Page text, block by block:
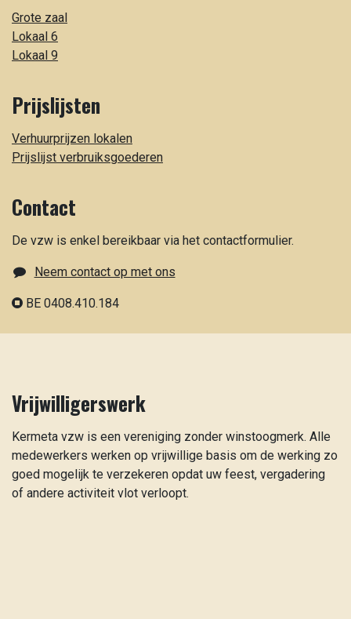
Grote zaal
Lokaal 6
Lokaal 9
Prijslijsten
Verhuurprijzen lokalen
Prijslijst verbruiksgoederen
Contact
De vzw is enkel bereikbaar via het contactformulier.
Neem contact op met ons
BE 0408.410.184
Vrijwilligerswerk
Kermeta vzw is een vereniging zonder winstoogmerk. Alle
medewerkers werken op vrijwillige basis om de werking zo
goed mogelijk te verzekeren opdat uw feest, vergadering
of andere activiteit vlot verloopt.